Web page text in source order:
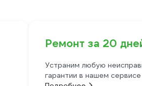
Ремонт за 20
Устраним любую
гарантии в нашем сервисе